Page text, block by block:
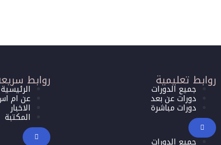
روابط تعليمية
جميع الدورات
دورات عن بعد
دورات مباشرة
جميع الدورات
روابطالرئيسية
عن ام
الاخبار
المكتبة